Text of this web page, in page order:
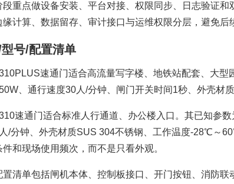
段重点做设备安装、平台对接、权限同步、日志验证
缘计算、数据留存、审计接口与运维权限分层，避免后
号/配置清单
速通门适合高流量写字楼、地铁站配套、大
、通行速度30人/分钟、闸门开关时间1秒、外壳材
速通门适合标准人行通道、办公楼入口。其已知参
/分钟、外壳材质SUS 304不锈钢、工作温度-28℃～
件和现场使用频次，而不是只看外观。
置清单包括闸机本体、控制板接口、开门按钮、消防